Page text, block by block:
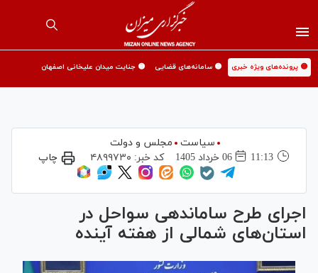
🟡 پرونده‌های ویژه خبری 🟡 سامانه‌های قضایی 🟡 جنایت میدان علیخانی اصفهان
سیاست
مجلس و دولت
11:13
06 خرداد 1405 کد خبر: ۴۸۹۹۷۳۰ چاپ
اجرای طرح ساماندهی سواحل در
استان‌های شمالی از هفته آینده